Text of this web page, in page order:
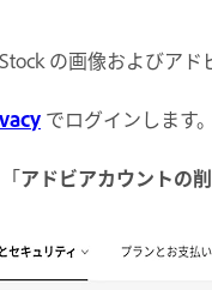
の画像およびア
でログインします。
アドビアカウントの